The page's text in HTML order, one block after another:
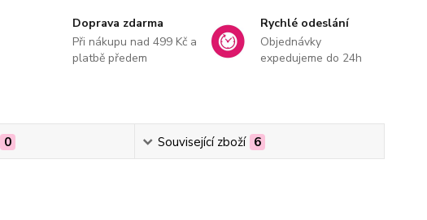
Doprava zdarma
Při nákupu nad 499 Kč a
platbě předem
Rychlé odeslání
Objednávky
expedujeme do 24h
0 Související zboží 6